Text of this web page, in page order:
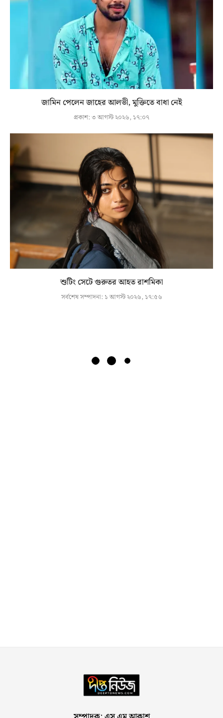
জামিন পেলেন জাহের আলভী, মুক্তিতে বাধা নেই
প্রকাশ:৩ আগস্ট ২০২৬, ১৭:০৭
শুটিং সেটে গুরুতর আহত রাশমিকা
সর্বশেষ সম্পাদনা: ১ আগস্ট ২০২৬, ১৭:৫৬